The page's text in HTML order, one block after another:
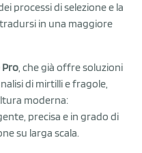
processi di selezione e la
in una maggiore
Pro, che già offre soluzioni
di mirtilli e fragole,
moderna:
precisa e in grado di
su larga scala.